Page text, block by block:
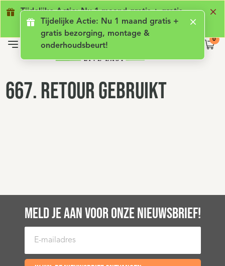
Tijdelijke Actie: Nu 1 maand gratis + gratis
bezorging, montage & onderhoudsbeurt!
Tijdelijke Actie: Nu 1 maand gratis +
gratis bezorging, montage &
onderhoudsbeurt!
Geen lening met rente Luxe comfort
667. Retour gebruikt
MELD JE AAN VOOR ONZE NIEUWSBRIEF!
E-mailadres